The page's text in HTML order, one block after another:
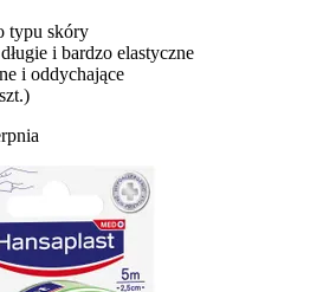
typu skóry
i bardzo elastyczne
i oddychające